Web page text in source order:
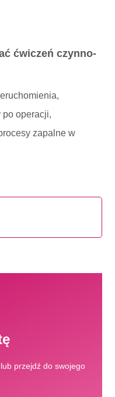
ćwiczeń czynno-
operacji,
zapalne w
przejdź do swojego